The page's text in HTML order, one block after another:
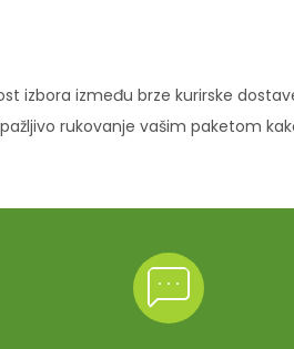
između brze kurirske
rukovanje vašim paketom